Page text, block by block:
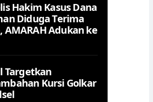
Hakim Kasus Dana
Diduga Terima
AMARAH Adukan ke
Targetkan
Kursi Golkar